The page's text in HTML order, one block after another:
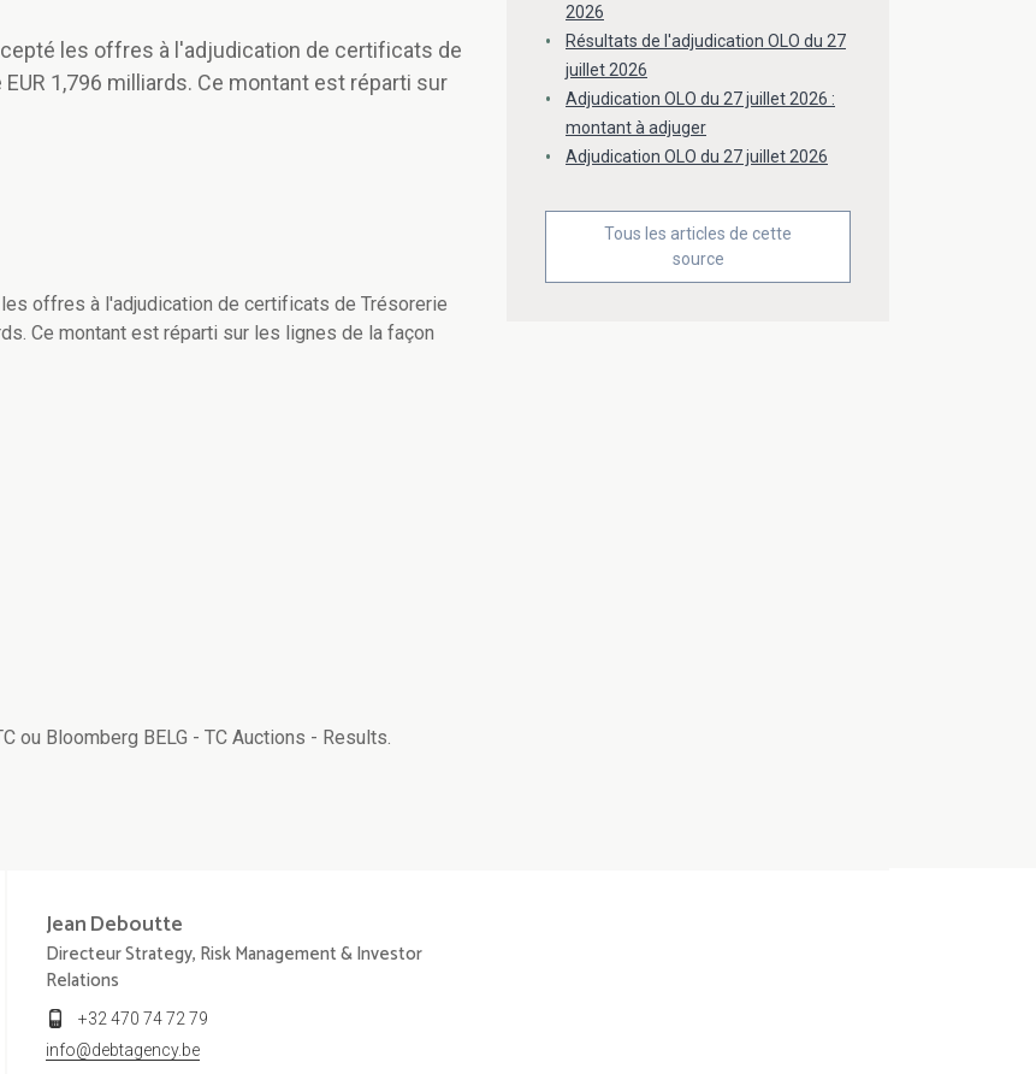
les offres à l'adjudication de certificats de
1,796 milliards. Ce montant est réparti sur
offres à l'adjudication de certificats de Trésorerie
Ce montant est réparti sur les lignes de la façon
ou Bloomberg BELG - TC Auctions - Results.
2026
Résultats de l'adjudication OLO du 27
juillet 2026
Adjudication OLO du 27 juillet 2026 :
montant à adjuger
Adjudication OLO du 27 juillet 2026
Tous les articles de cette
source
JeanDeboutte
Directeur Strategy, Risk Management & Investor
Relations
+32 470 74 72 79
info@debtagency.be